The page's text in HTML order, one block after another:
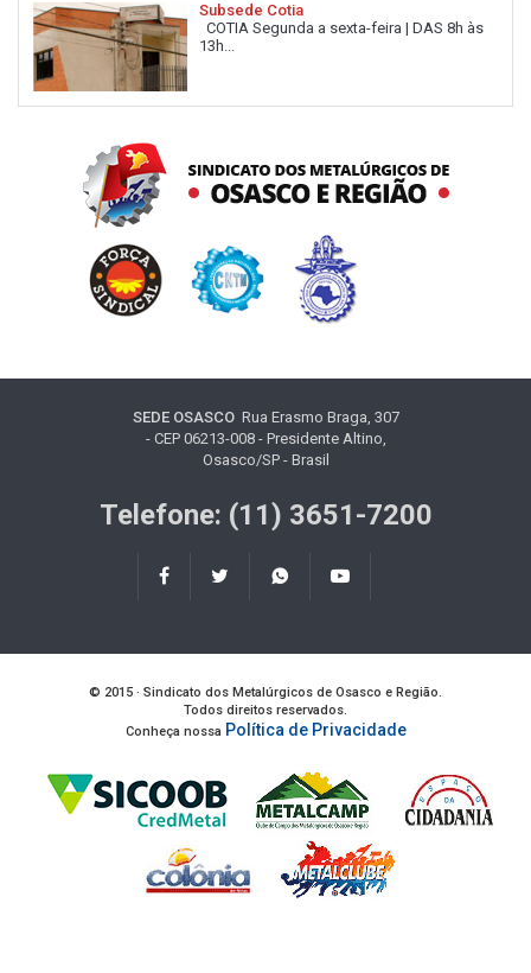
Subsede Cotia
COTIA Segunda a sexta-feira | DAS 8h às
13h...
SEDE OSASCORua Erasmo Braga, 307
- CEP 06213-008 - Presidente Altino,
Osasco/SP - Brasil
Telefone: (11) 3651-7200
© 2015 · Sindicato dos Metalúrgicos de Osasco e Região.
Todos direitos reservados.
Conheça nossa Política de Privacidade